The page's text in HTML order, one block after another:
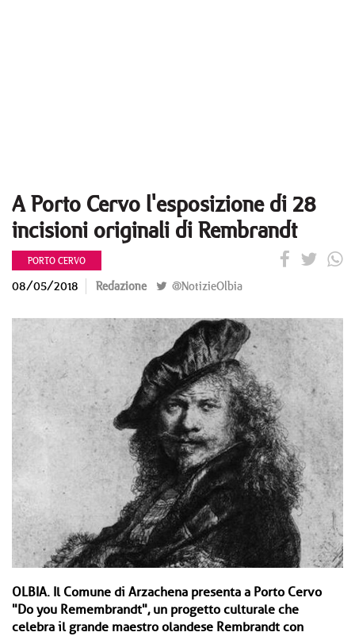
A Porto Cervo l'esposizione di 28
incisioni originali di Rembrandt
PORTO CERVO
08/05/2018 Redazione @NotizieOlbia
OLBIA. Il Comune di Arzachena presenta a Porto Cervo
"Do you Remembrandt", un progetto culturale che
celebra il grande maestro olandese Rembrandt con